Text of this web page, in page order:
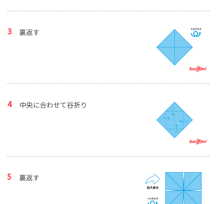
裏返す
中央に合わせて谷折り
裏返す